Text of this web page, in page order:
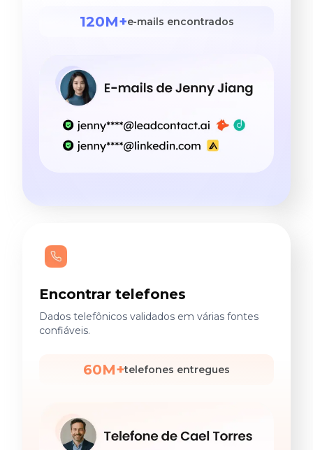
120M+e‑mails encontrados
Encontrar telefones
Dados telefônicos validados em várias fontes
confiáveis.
60M+telefones entregues